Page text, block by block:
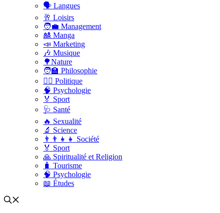
🗣 Langues
🥂 Loisirs
🧑‍💼 Management
🎎 Manga
📣 Marketing
🎶 Musique
🌳Nature
🧑‍🏫 Philosophie
👨‍⚖️ Politique
🧠 Psychologie
🏅 Sport
🩺 Santé
🔥 Sexualité
🔬 Science
👨‍👨‍👧‍👧 Société
🏅 Sport
🙏 Spiritualité et Religion
🧳 Tourisme
🧠 Psychologie
📖 Études